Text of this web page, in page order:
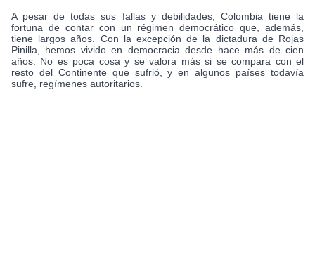
A pesar de todas sus fallas y debilidades, Colombia tiene la
fortuna de contar con un régimen democrático que, además,
tiene largos años. Con la excepción de la dictadura de Rojas
Pinilla, hemos vivido en democracia desde hace más de cien
años. No es poca cosa y se valora más si se compara con el
resto del Continente que sufrió, y en algunos países todavía
sufre, regímenes autoritarios.